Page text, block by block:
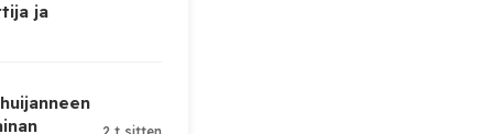
ja
2 t sitten